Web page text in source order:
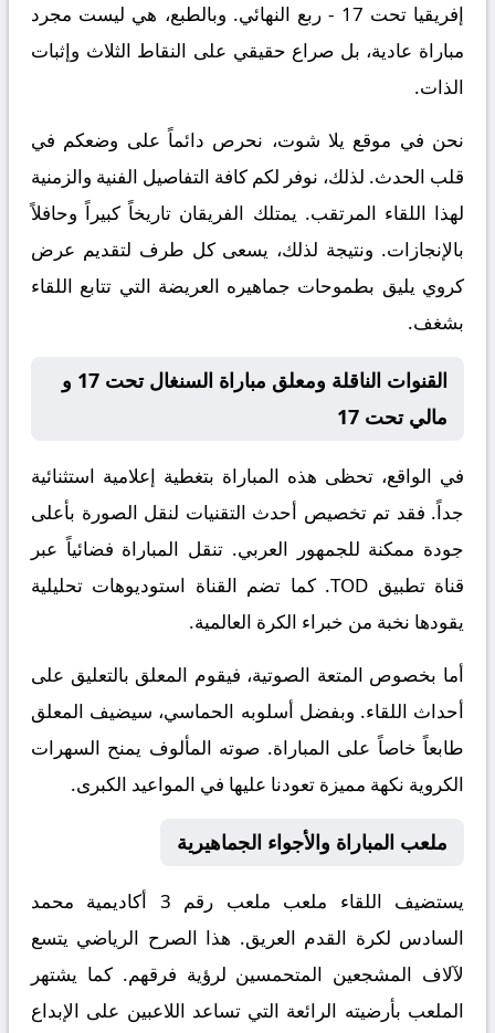
إفريقيا تحت 17 - ربع النهائي
. وبالطبع، هي ليست مجرد
مباراة عادية، بل صراع حقيقي على النقاط الثلاث وإثبات
الذات.
نحن في موقع يلا شوت، نحرص دائماً على وضعكم في
قلب الحدث. لذلك، نوفر لكم كافة التفاصيل الفنية والزمنية
لهذا اللقاء المرتقب. يمتلك الفريقان تاريخاً كبيراً وحافلاً
بالإنجازات. ونتيجة لذلك، يسعى كل طرف لتقديم عرض
كروي يليق بطموحات جماهيره العريضة التي تتابع اللقاء
بشغف.
القنوات الناقلة ومعلق مباراة السنغال تحت 17 و
مالي تحت 17
في الواقع، تحظى هذه المباراة بتغطية إعلامية استثنائية
جداً. فقد تم تخصيص أحدث التقنيات لنقل الصورة بأعلى
جودة ممكنة للجمهور العربي. تنقل المباراة فضائياً عبر
قناةتطبيق TOD
. كما تضم القناة استوديوهات تحليلية
يقودها نخبة من خبراء الكرة العالمية.
أما بخصوص المتعة الصوتية، فيقوم المعلق بالتعليق على
أحداث اللقاء. وبفضل أسلوبه الحماسي، سيضيف المعلق
طابعاً خاصاً على المباراة. صوته المألوف يمنح السهرات
الكروية نكهة مميزة تعودنا عليها في المواعيد الكبرى.
ملعب المباراة والأجواء الجماهيرية
يستضيف اللقاء ملعب
ملعب رقم 3 أكاديمية محمد
السادس لكرة القدم العريق. هذا الصرح الرياضي يتسع
لآلاف المشجعين المتحمسين لرؤية فرقهم. كما يشتهر
الملعب بأرضيته الرائعة التي تساعد اللاعبين على الإبداع